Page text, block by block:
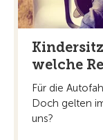
welche
Für die
Doch gelten
uns?